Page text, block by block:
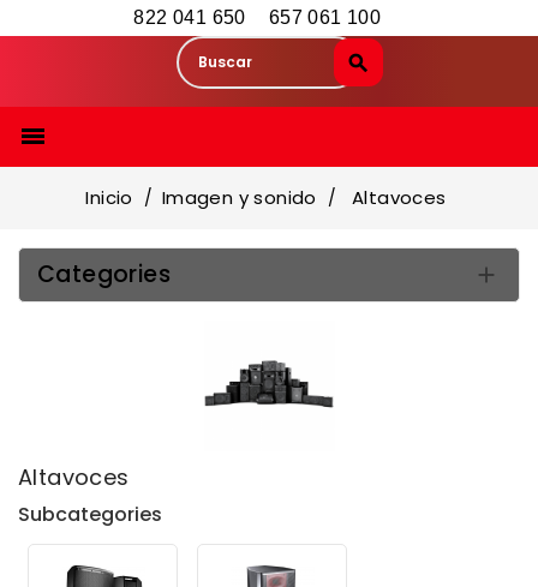
822 041 650 657 061 100

Inicio Imagen y sonido Altavoces
Categories 
Altavoces
Subcategories